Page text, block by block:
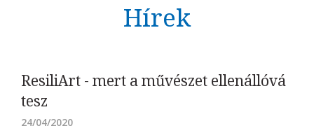
Hírek
ResiliArt - mert a művészet ellenállóvá
tesz
24/04/2020